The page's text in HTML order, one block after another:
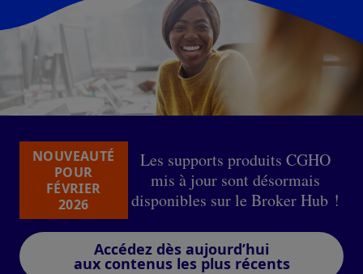
NOUVEAUTÉ
POUR
FÉVRIER
2026
Les supports produits CGHO
mis à jour sont désormais
disponibles sur le Broker Hub !
Accédez dès aujourd’hui
aux contenus les plus récents